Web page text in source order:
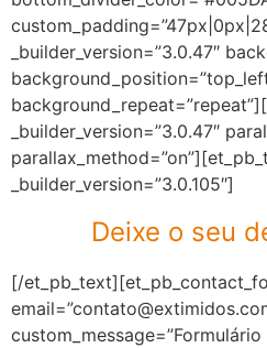
_builder_version=”3.0.47″
_builder_version=”3.0.47″
_builder_version=”3.0.105″]
Deixe o seu
[/